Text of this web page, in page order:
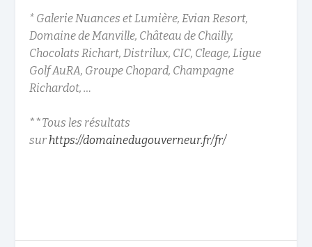
* Galerie Nuances et Lumière, Evian Resort,
Domaine de Manville, Château de Chailly,
Chocolats Richart, Distrilux, CIC, Cleage, Ligue
Golf AuRA, Groupe Chopard, Champagne
Richardot, …
**Tous les résultats
surhttps://domainedugouverneur.fr/fr/